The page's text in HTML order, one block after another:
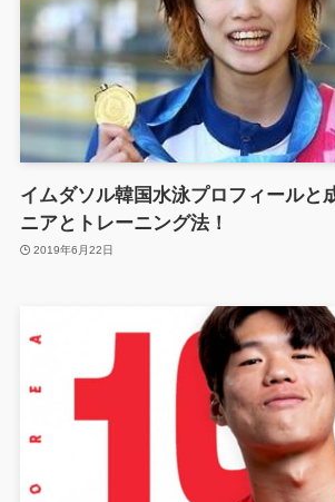
イムダソル韓国水泳プロフィールと
ニアとトレーニング法！
2019年6月22日